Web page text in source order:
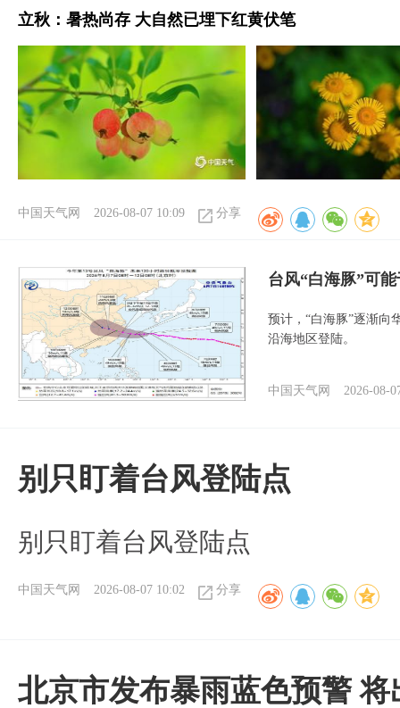
立秋：暑热尚存 大自然已埋下红黄伏笔
中国天气网 2026-08-07 10:09 分享
台风“白海豚”可
预计，“白海豚”逐渐向
沿海地区登陆。
中国天气网 2026-08-
别只盯着台风登陆点
别只盯着台风登陆点
中国天气网 2026-08-07 10:02 分享
北京市发布暴雨蓝色预警